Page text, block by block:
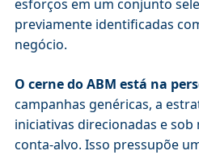
esforços em um conjunto
previamente identificadas
negócio.
O cerne do ABM está na
campanhas genéricas, a
iniciativas direcionadas e sob
conta-alvo. Isso pressupõe